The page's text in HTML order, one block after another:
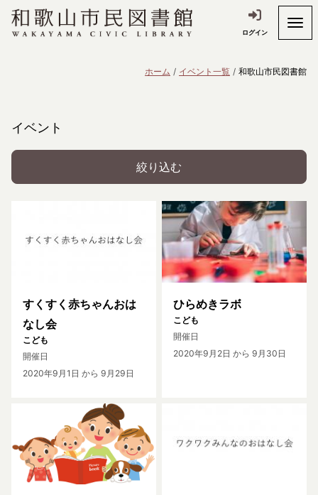
ログイン
ホーム イベント一覧 和歌山市民図書館
イベント
絞り込む
すくすく赤ちゃんおは
なし会
こども
開催日
2020年9月1日 から 9月29日
ひらめきラボ
こども
開催日
2020年9月2日 から 9月30日